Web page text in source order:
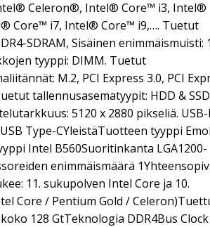
Celeron®, Intel® Core™ i3, Intel®
Core™ i7, Intel® Core™ i9,…. Tuetut
SDRAM, Sisäinen enimmäismuisti:
tyyppi: DIMM. Tuetut
M.2, PCI Express 3.0, PCI
tallennusasematyypit: HDD &
5120 x 2880 pikseliä.
Type-CYleistäTuotteen tyyppi
Intel B560Suoritinkanta LGA1200-
enimmäismäärä
11. sukupolven Intel Core ja 10.
Core / Pentium Gold /
128 GtTeknologia DDR4Bus